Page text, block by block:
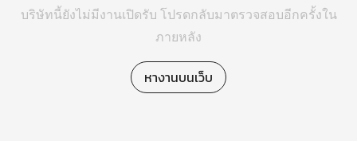
บริษัทนี้ยังไม่มีงานเปิดรับ โปรดกลับมาตรวจสอบอีกครั้งใน
ภายหลัง
หางานบนเว็บ